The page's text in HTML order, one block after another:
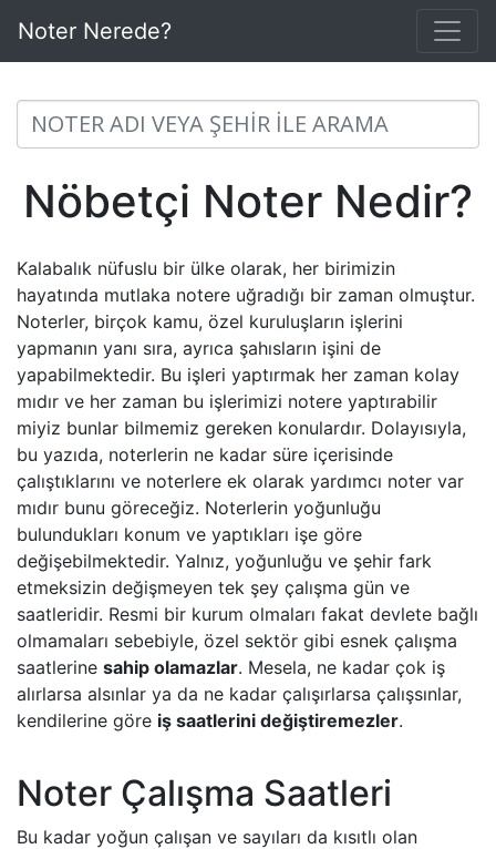
Noter Nerede?
Nöbetçi Noter Nedir?
Kalabalık nüfuslu bir ülke olarak, her birimizin
hayatında mutlaka notere uğradığı bir zaman olmuştur.
Noterler, birçok kamu, özel kuruluşların işlerini
yapmanın yanı sıra, ayrıca şahısların işini de
yapabilmektedir. Bu işleri yaptırmak her zaman kolay
mıdır ve her zaman bu işlerimizi notere yaptırabilir
miyiz bunlar bilmemiz gereken konulardır. Dolayısıyla,
bu yazıda, noterlerin ne kadar süre içerisinde
çalıştıklarını ve noterlere ek olarak yardımcı noter var
mıdır bunu göreceğiz. Noterlerin yoğunluğu
bulundukları konum ve yaptıkları işe göre
değişebilmektedir. Yalnız, yoğunluğu ve şehir fark
etmeksizin değişmeyen tek şey çalışma gün ve
saatleridir. Resmi bir kurum olmaları fakat devlete bağlı
olmamaları sebebiyle, özel sektör gibi esnek çalışma
saatlerine sahip olamazlar. Mesela, ne kadar çok iş
alırlarsa alsınlar ya da ne kadar çalışırlarsa çalışsınlar,
kendilerine göre iş saatlerini değiştiremezler.
Noter Çalışma Saatleri
Bu kadar yoğun çalışan ve sayıları da kısıtlı olan